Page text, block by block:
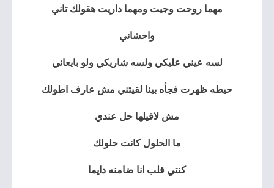
مهما روحت وجيت ومهما داريت هقولك تاني
واحشاني
لسه عيني عليكي ولسه شاريكي ولو بايعاني
حيطه ظهرت فجأه بينا لقيتني مش عارف اطولك
مش لاقيلها حل عندي
ما الحلول كانت حلولك
كنتي قلب انا ضامنه دايما